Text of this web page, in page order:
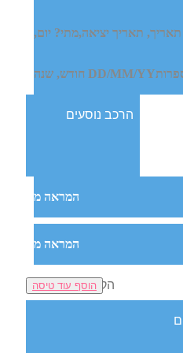
תאריך, תאריך יציאה,מתי? יום,
DD/MM/YY
המראה מ
המראה מ
הוסף עוד טיסה
באחד מאותם מלונות עם פארק
מוזרים. אם למשל אתם נופשים
ומי שמנצח זה תמיד הילד הכבד ביותר.